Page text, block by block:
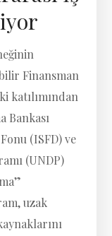
Finansman
katılımından
Bankası
(ISFD) ve
(UNDP)
uzak